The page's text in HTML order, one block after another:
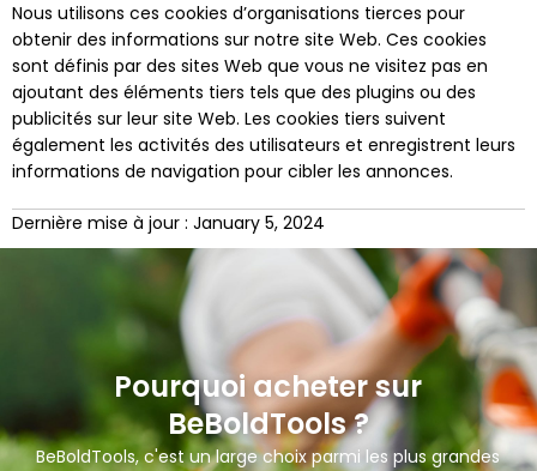
Nous utilisons ces cookies d’organisations tierces pour
obtenir des informations sur notre site Web. Ces cookies
sont définis par des sites Web que vous ne visitez pas en
ajoutant des éléments tiers tels que des plugins ou des
publicités sur leur site Web. Les cookies tiers suivent
également les activités des utilisateurs et enregistrent leurs
informations de navigation pour cibler les annonces.
Dernière mise à jour : January 5, 2024
Pourquoi acheter sur
BeBoldTools ?
BeBoldTools, c'est un large choix parmi les plus grandes